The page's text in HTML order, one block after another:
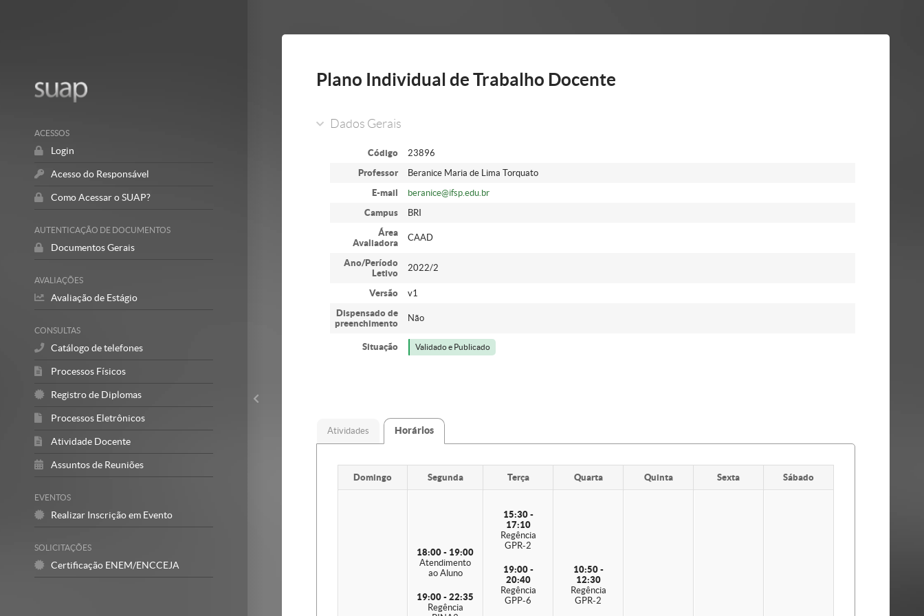
ACESSOS
Login
Acesso do Responsável
Como Acessar o SUAP?
AUTENTICAÇÃO DE DOCUMENTOS
Documentos Gerais
AVALIAÇÕES
Avaliação de Estágio
CONSULTAS
Catálogo de telefones
Processos Físicos
Registro de Diplomas
Processos Eletrônicos
Atividade Docente
Assuntos de Reuniões
EVENTOS
Realizar Inscrição em Evento
SOLICITAÇÕES
Certificação ENEM/ENCCEJA
Plano Individual de Trabalho Docente
Dados Gerais
Código
23896
Professor
Beranice Maria de Lima Torquato
E-mail
beranice@ifsp.edu.br
Campus
BRI
Área
Avaliadora
CAAD
Ano/Período
Letivo
2022/2
Versão
v1
Dispensado de
preenchimento
Não
Situação Validado e Publicado
Atividades Horários
Domingo Segunda Terça Quarta Quinta Sexta Sábado
18:00 - 19:00
Atendimento
ao Aluno
19:00 - 22:35
Regência
15:30 -
17:10
Regência
GPR-2
19:00 -
20:40
Regência
GPP-6
10:50 -
12:30
Regência
GPR-2